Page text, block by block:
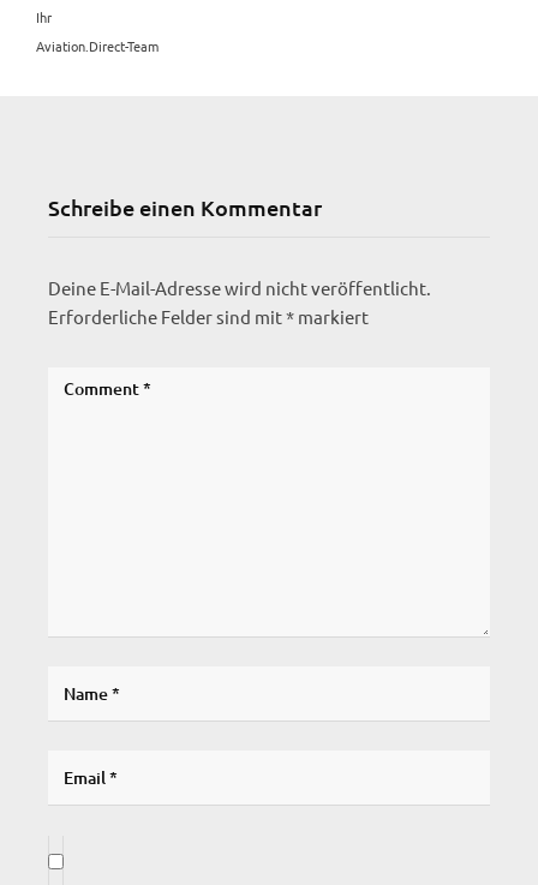
Ihr
Aviation.Direct-Team
Schreibe einen Kommentar
Deine E-Mail-Adresse wird nicht veröffentlicht.
Erforderliche Felder sind mit* markiert